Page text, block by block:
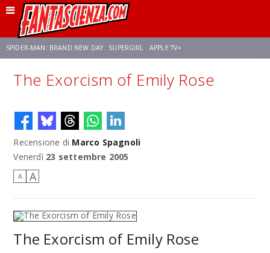
SPIDER-MAN: BRAND NEW DAY SUPERGIRL APPLE TV+
FRANCO RICCIARDIELLO ZENDAYA STAR TREK AVENGERS: DOOMSDAY
SADIE SINK CELIA ROSE GOODING
The Exorcism of Emily Rose
Recensione di Marco Spagnoli
Venerdì 23 settembre 2005
A A
The Exorcism of Emily Rose